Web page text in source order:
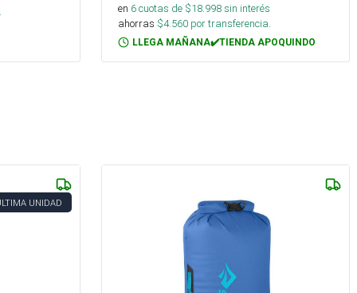
en 6cuotas de $18.998sin interés
ahorras $4.560 por transferencia.
LLEGA MAÑANA✔️TIENDA APOQUINDO
UNIDAD